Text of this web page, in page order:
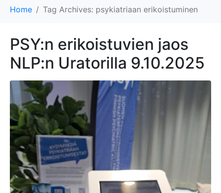
Home Tag Archives: psykiatriaan erikoistuminen
PSY:n erikoistuvien jaos
NLP:n Uratorilla 9.10.2025